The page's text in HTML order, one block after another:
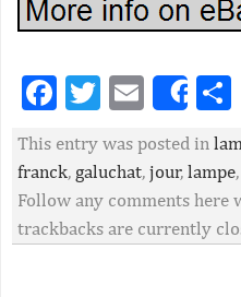
Facebook
Twitter
Email
This entry was posted in
franck, galuchat, jour, lampe,
Follow any comments here
trackbacks are currently